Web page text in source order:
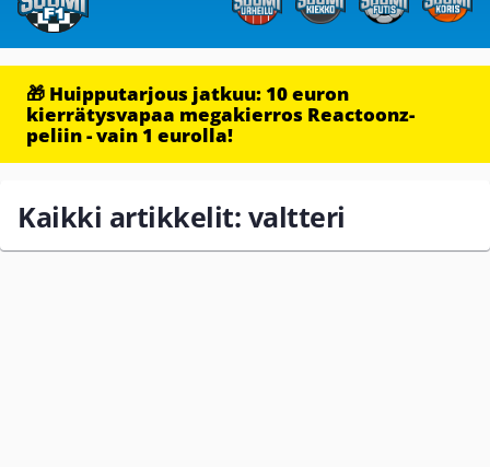
🎁 Huipputarjous jatkuu: 10 euron
kierrätysvapaa megakierros Reactoonz-
peliin - vain 1 eurolla!
Kaikki artikkelit: valtteri